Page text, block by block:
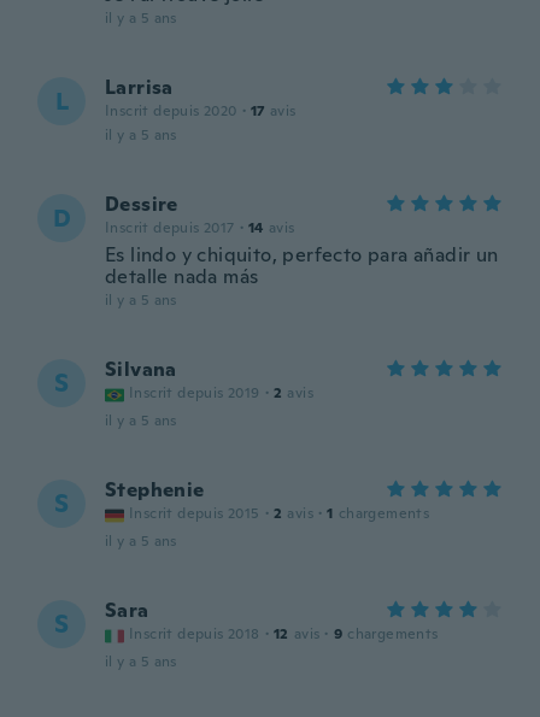
il y a 5 ans
L Larrisa
Inscrit depuis 2020 · 17 avis
il y a 5 ans
D Dessire
Inscrit depuis 2017 · 14 avis
Es lindo y chiquito, perfecto para añadir un
detalle nada más
il y a 5 ans
S Silvana
Inscrit depuis 2019 · 2 avis
il y a 5 ans
S Stephenie
Inscrit depuis 2015 · 2 avis · 1 chargements
il y a 5 ans
S Sara
Inscrit depuis 2018 · 12 avis · 9 chargements
il y a 5 ans